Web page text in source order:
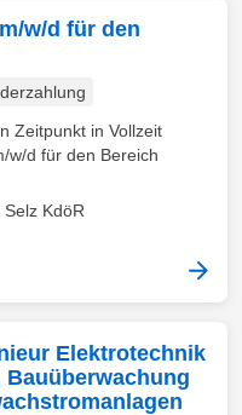
w/d für den
Zeitpunkt in Vollzeit
w/d für den Bereich
KdöR
Elektrotechnik
Bauüberwachung